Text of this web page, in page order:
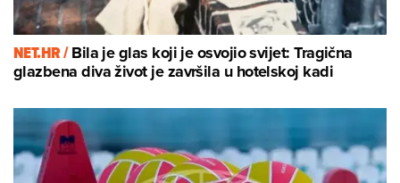
NET.HR /Bila je glas koji je osvojio svijet: Tragična
glazbena diva život je završila u hotelskoj kadi